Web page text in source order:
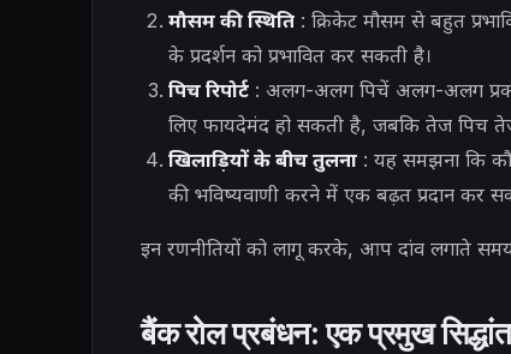
मौसम की स्थिति: क्रिकेट मौसम से बहुत
के प्रदर्शन को प्रभावित कर सकती है।
पिच रिपोर्ट: अलग-अलग पिचें अलग-अलग
लिए फायदेमंद हो सकती है, जबकि तेज पिच
खिलाड़ियों के बीच तुलना: यह समझना कि कौन
की भविष्यवाणी करने में एक बढ़त प्रदान कर
इन रणनीतियों को लागू करके, आप दांव लगाते
बैंक रोल प्रबंधन: एक प्रमुख सिद्धांत